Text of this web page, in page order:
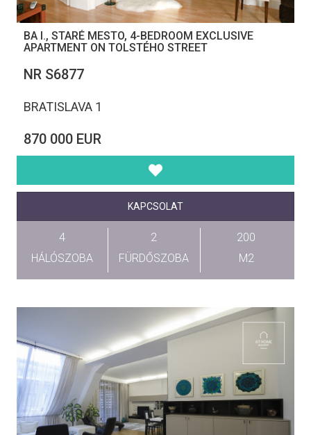
BA I., STARÉ MESTO, 4-BEDROOM EXCLUSIVE
APARTMENT ON TOLSTÉHO STREET
NR S6877
BRATISLAVA 1
870 000 EUR
KAPCSOLAT
4
HÁLÓSZOBA
2
FÜRDŐSZOBA
200
M2